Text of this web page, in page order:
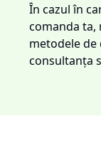
În cazul în
comanda
metodele de
consultanța